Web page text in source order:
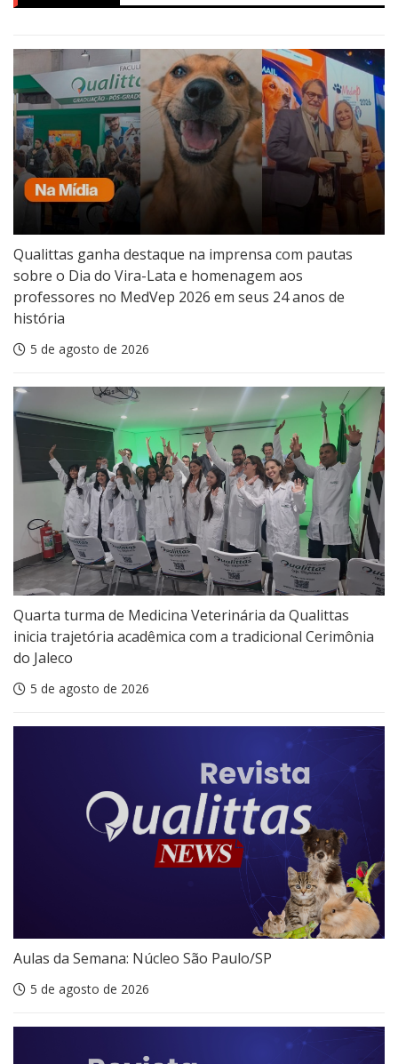
Qualittas ganha destaque na imprensa com pautas
sobre o Dia do Vira-Lata e homenagem aos
professores no MedVep 2026 em seus 24 anos de
história
5 de agosto de 2026
Quarta turma de Medicina Veterinária da Qualittas
inicia trajetória acadêmica com a tradicional Cerimônia
do Jaleco
5 de agosto de 2026
Aulas da Semana: Núcleo São Paulo/SP
5 de agosto de 2026